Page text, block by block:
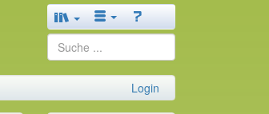
Login